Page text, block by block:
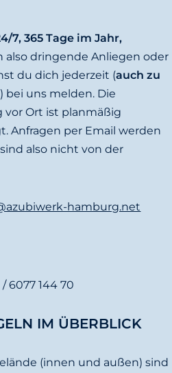
7, 365 Tage im Jahr,
also dringende Anliegen oder
du dich jederzeit (auch zu
) bei uns melden. Die
vor Ort ist planmäßig
Anfragen per Email werden
also nicht von der
hamburg.net
6077 144 70
IM ÜBERBLICK
(innen und außen) sind